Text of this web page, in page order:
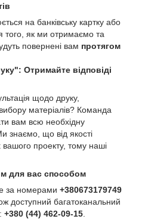
на банківську картку або
того, як ми отримаємо та
повернені вам протягом
Отримайте відповіді
щодо друку,
матеріалів? Команда
вам всю необхідну
знаємо, що від якості
вашого проекту, тому наші
для вас способом
за номерами +380673179749
доступний багатоканальний
+380 (44) 462-09-15